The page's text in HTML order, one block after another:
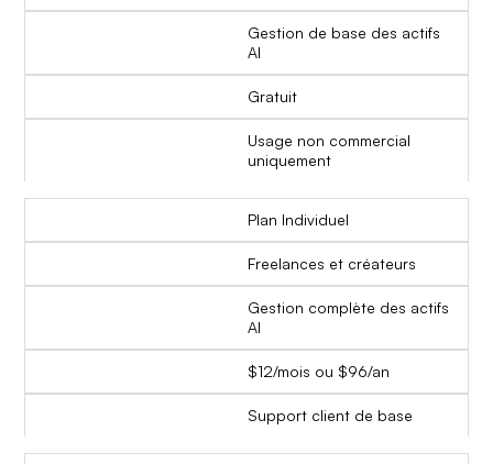
Gestion de base des actifs
AI
Gratuit
Usage non commercial
uniquement
Plan Individuel
Freelances et créateurs
Gestion complète des actifs
AI
$12/mois ou $96/an
Support client de base